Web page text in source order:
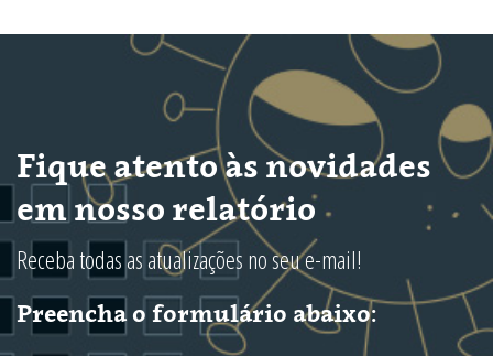
Fique atento às novidades
em nosso relatório
Receba todas as atualizações no seu e-mail!
Preencha o formulário abaixo: